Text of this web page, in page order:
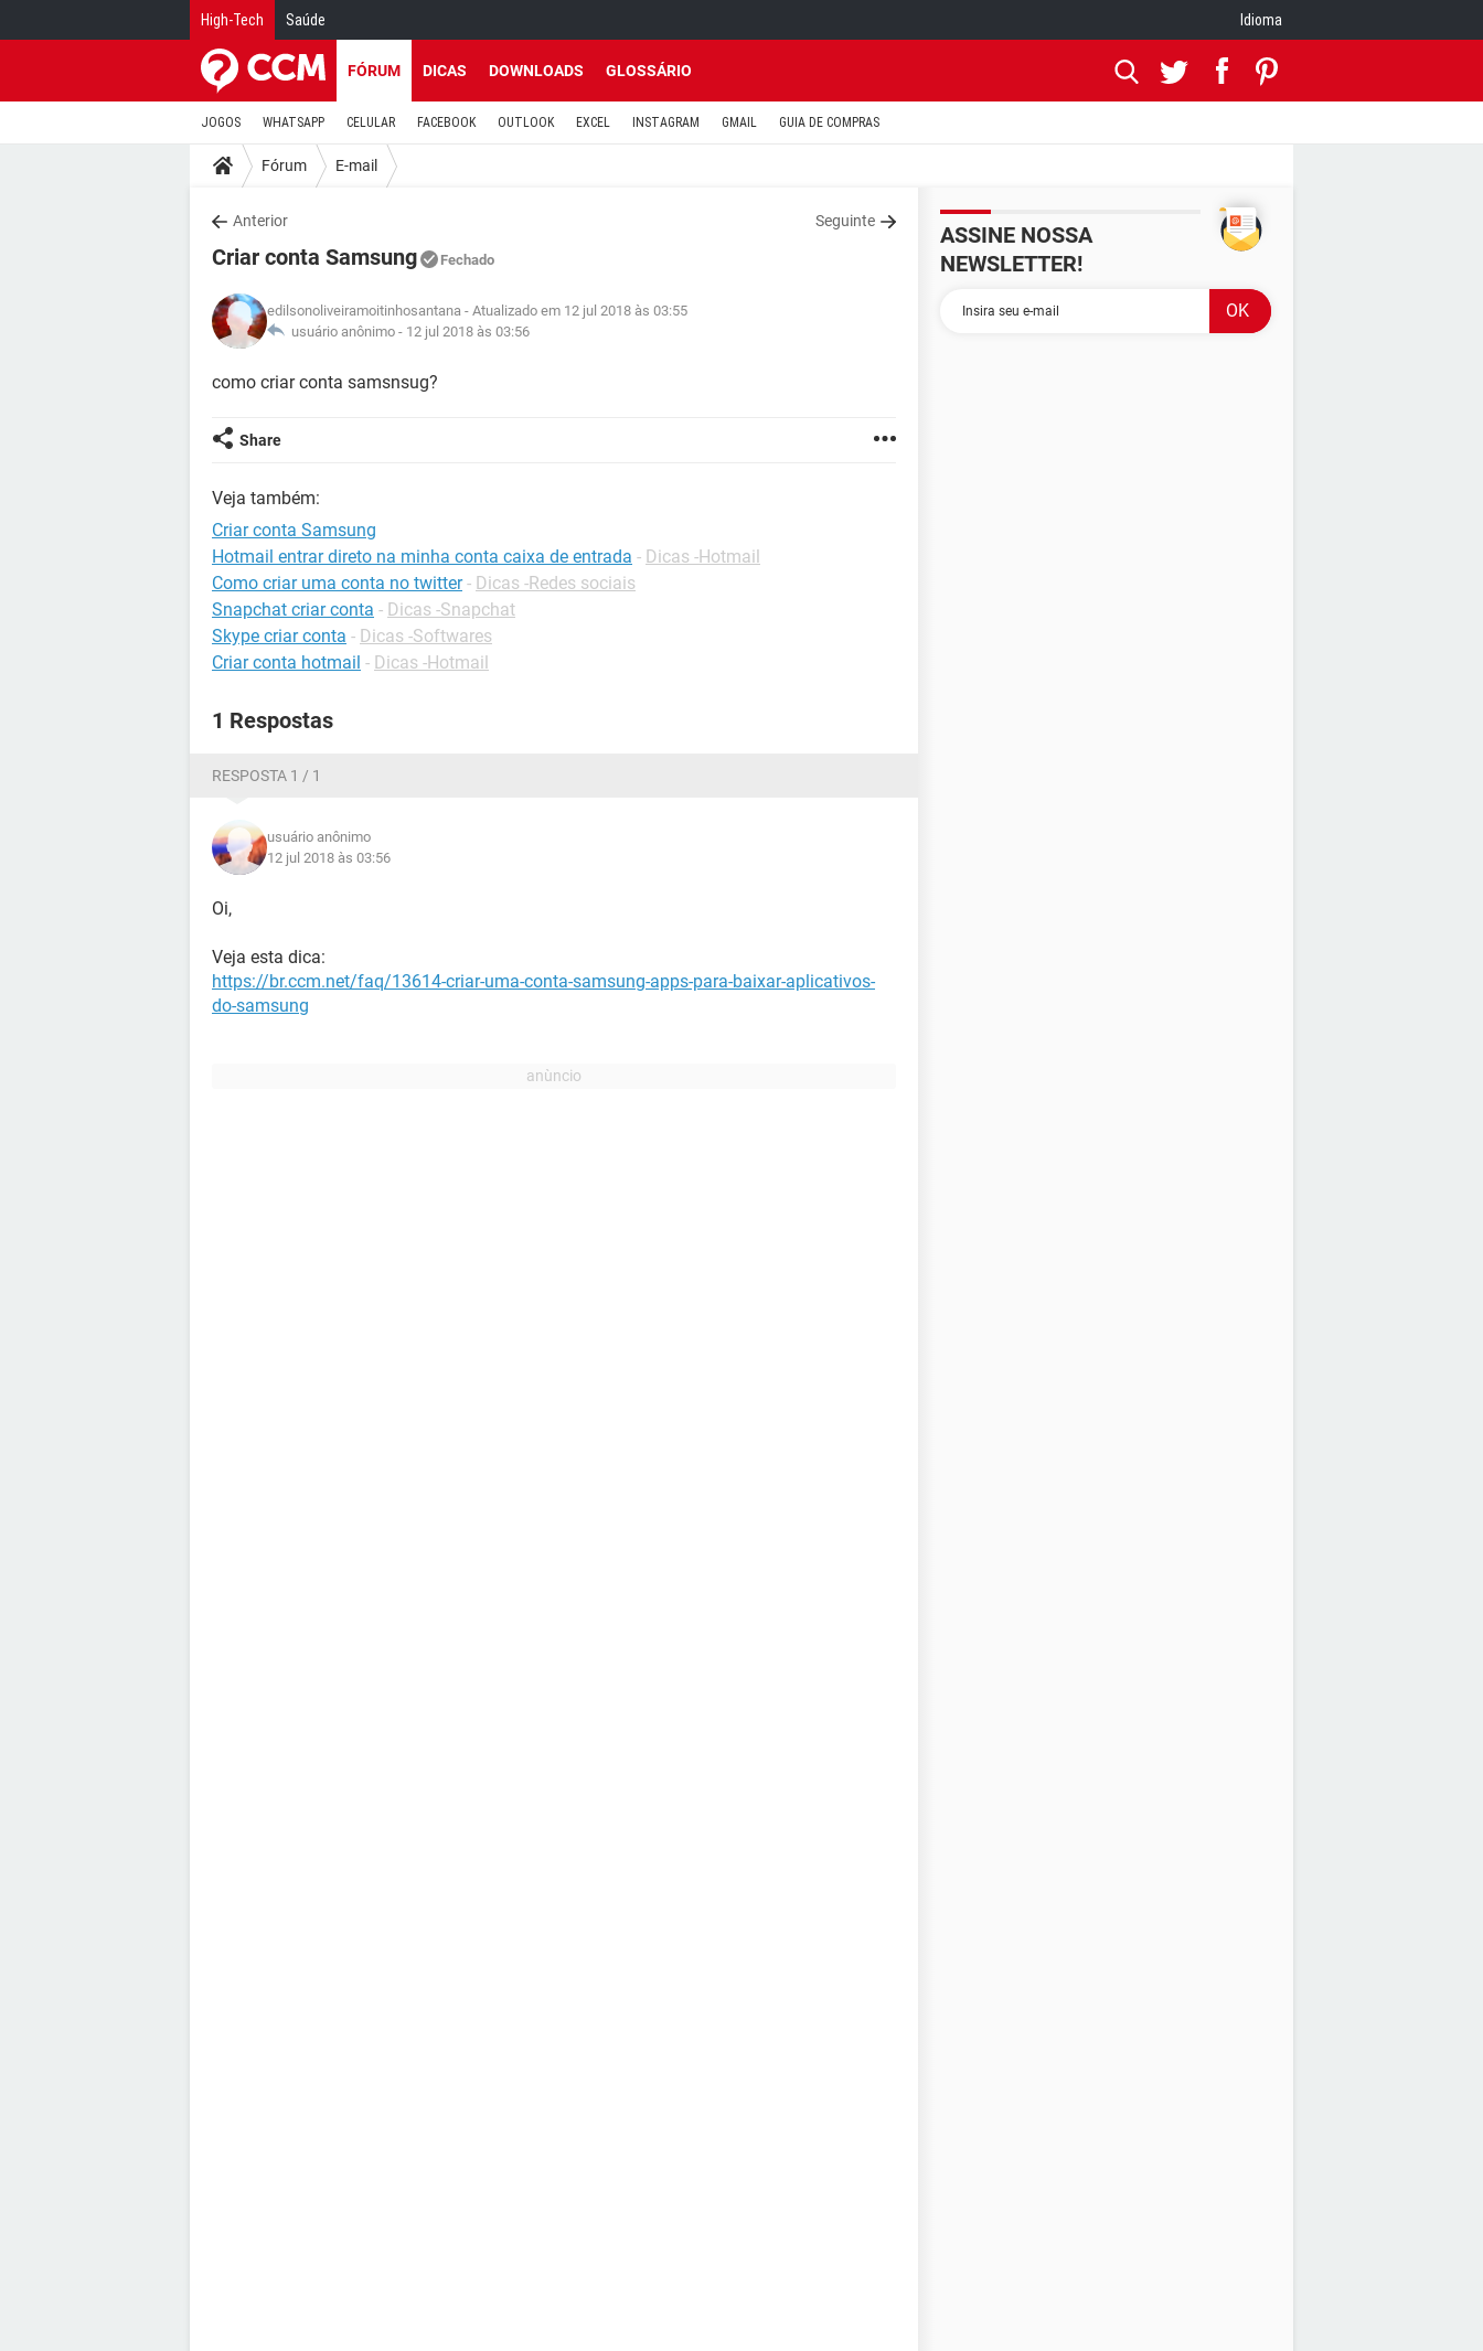
High-Tech Saúde Idioma
FÓRUM DICAS DOWNLOADS GLOSSÁRIO
JOGOS WHATSAPP CELULAR FACEBOOK OUTLOOK EXCEL INSTAGRAM GMAIL GUIA DE COMPRAS
Fórum E-mail
Anterior Seguinte
Criar conta Samsung Fechado
edilsonoliveiramoitinhosantana - Atualizado em 12 jul 2018 às 03:55
usuário anônimo - 12 jul 2018 às 03:56
como criar conta samsnsug?
Share
Veja também:
Criar conta Samsung
Hotmail entrar direto na minha conta caixa de entrada - Dicas -Hotmail
Como criar uma conta no twitter - Dicas -Redes sociais
Snapchat criar conta - Dicas -Snapchat
Skype criar conta - Dicas -Softwares
Criar conta hotmail - Dicas -Hotmail
1 Respostas
RESPOSTA 1 / 1
usuário anônimo
12 jul 2018 às 03:56
Oi,
Veja esta dica:
https://br.ccm.net/faq/13614-criar-uma-conta-samsung-apps-para-baixar-aplicativos-
do-samsung
ASSINE NOSSA
NEWSLETTER!